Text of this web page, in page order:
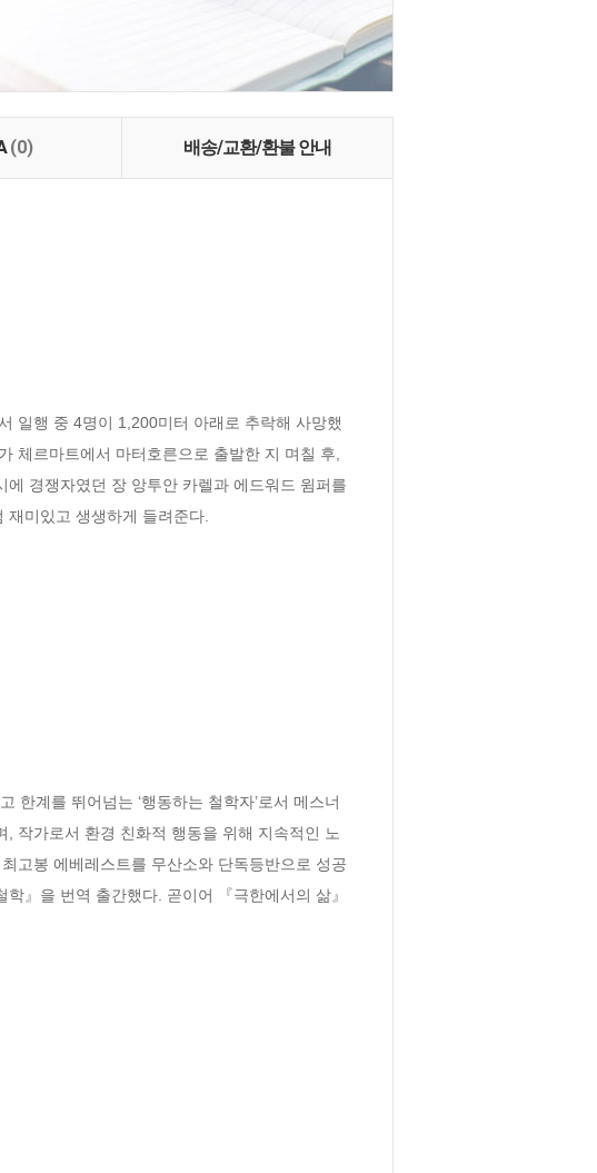
(0) 배송/교환/환불 안내
일행 중 4명이 1,200미터 아래로 추락해 사망했
체르마트에서 마터호른으로 출발한 지 며칠 후,
경쟁자였던 장 앙투안 카렐과 에드워드 윔퍼를
미있고 생생하게 들려준다.
한계를 뛰어넘는 ‘행동하는 철학자’로서 메스너
작가로서 환경 친화적 행동을 위해 지속적인 노
고봉 에베레스트를 무산소와 단독등반으로 성공
』을 번역 출간했다. 곧이어 『극한에서의 삶』